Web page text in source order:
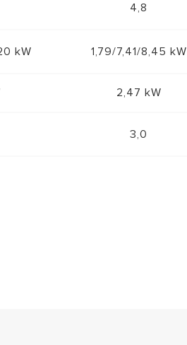
4,8
kW 1,79/7,41/8,45 kW
2,47 kW
3,0